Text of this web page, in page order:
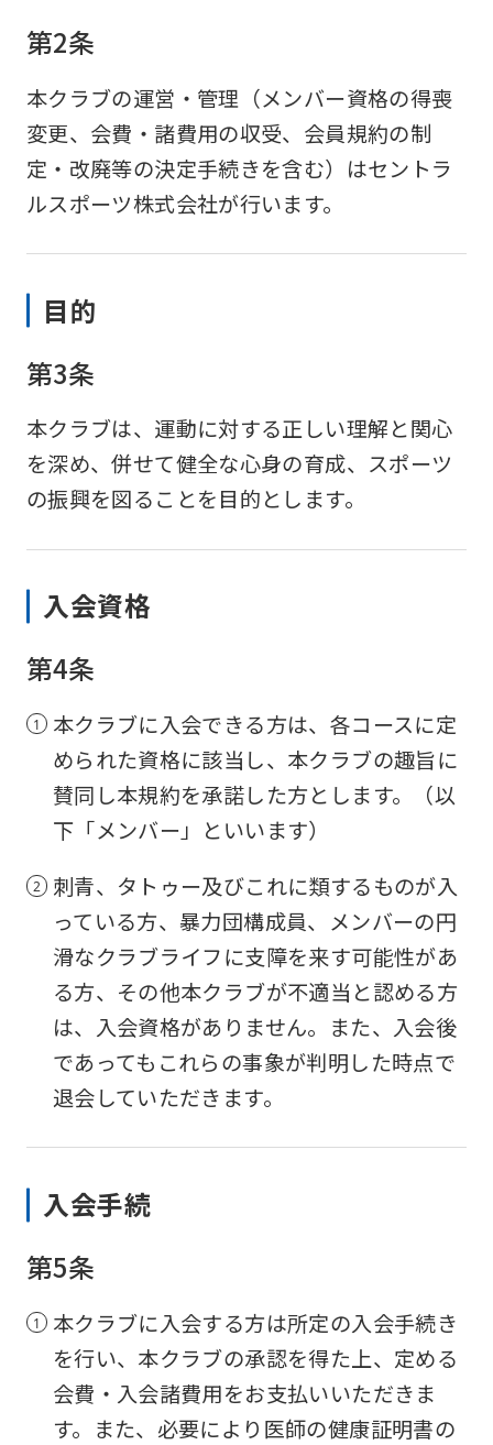
第2条
本クラブの運営・管理（メンバー資格の得喪
変更、会費・諸費用の収受、会員規約の制
定・改廃等の決定手続きを含む）はセントラ
ルスポーツ株式会社が行います。
目的
第3条
本クラブは、運動に対する正しい理解と関心
を深め、併せて健全な心身の育成、スポーツ
の振興を図ることを目的とします。
入会資格
第4条
本クラブに入会できる方は、各コースに定
められた資格に該当し、本クラブの趣旨に
賛同し本規約を承諾した方とします。（以
下「メンバー」といいます）
刺青、タトゥー及びこれに類するものが入
っている方、暴力団構成員、メンバーの円
滑なクラブライフに支障を来す可能性があ
る方、その他本クラブが不適当と認める方
は、入会資格がありません。また、入会後
であってもこれらの事象が判明した時点で
退会していただきます。
入会手続
第5条
本クラブに入会する方は所定の入会手続き
を行い、本クラブの承認を得た上、定める
会費・入会諸費用をお支払いいただきま
す。また、必要により医師の健康証明書の